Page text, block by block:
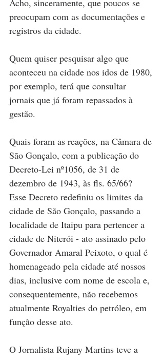
Acho, sinceramente, que poucos se
preocupam com as documentações e
registros da cidade.
Quem quiser pesquisar algo que
aconteceu na cidade nos idos de 1980,
por exemplo, terá que consultar
jornais que já foram repassados à
gestão.
Quais foram as reações, na Câmara de
São Gonçalo, com a publicação do
Decreto-Lei nº1056, de 31 de
dezembro de 1943, às fls. 65/66?
Esse Decreto redefiniu os limites da
cidade de São Gonçalo, passando a
localidade de Itaipu para pertencer a
cidade de Niterói - ato assinado pelo
Governador Amaral Peixoto, o qual é
homenageado pela cidade até nossos
dias, inclusive com nome de escola e,
consequentemente, não recebemos
atualmente Royalties do petróleo, em
função desse ato.
O Jornalista Rujany Martins teve a